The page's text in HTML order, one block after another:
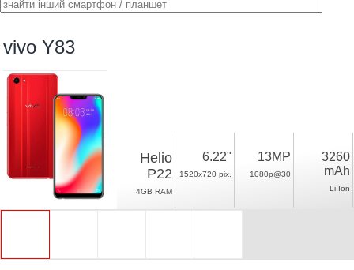
vivo Y83
Helio
P22
4GB RAM
6.22"
1520x720 pix.
13MP
1080p@30
3260
mAh
Li-Ion